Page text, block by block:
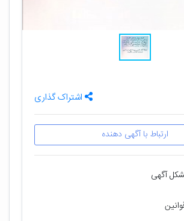
اشتراک گذاری
ارتباط با آگهی دهنده
آگهی